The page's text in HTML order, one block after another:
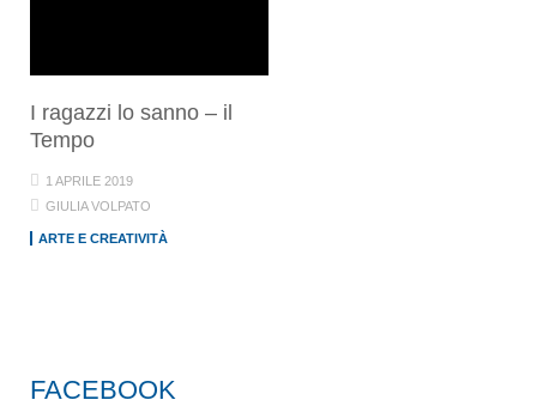
I ragazzi lo sanno – il
Tempo
1 APRILE 2019
GIULIA VOLPATO
ARTE E CREATIVITÀ
FACEBOOK